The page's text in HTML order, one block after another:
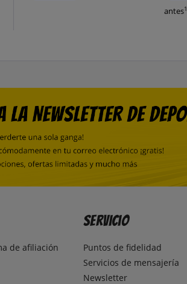
antes1
de afiliación
Servicio
Puntos de fidelidad
Servicios de mensajería
Newsletter